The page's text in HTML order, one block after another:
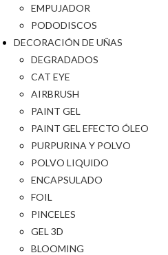
EMPUJADOR
PODODISCOS
DECORACIÓN DE UÑAS
DEGRADADOS
CAT EYE
AIRBRUSH
PAINT GEL
PAINT GEL EFECTO ÓLEO
PURPURINA Y POLVO
POLVO LIQUIDO
ENCAPSULADO
FOIL
PINCELES
GEL 3D
BLOOMING